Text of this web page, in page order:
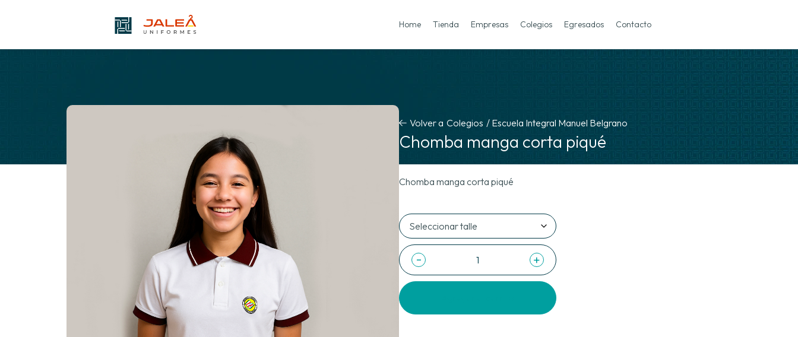
Home Tienda Empresas Colegios Egresados Contacto
Volver a Colegios / Escuela Integral Manuel Belgrano
Chomba manga corta piqué
Chomba manga corta piqué
- +